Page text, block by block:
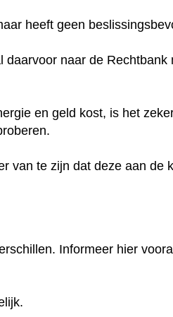
heeft geen
naar de Rechtbank
en geld kost, is het
van te zijn dat deze aan de
Informeer hier